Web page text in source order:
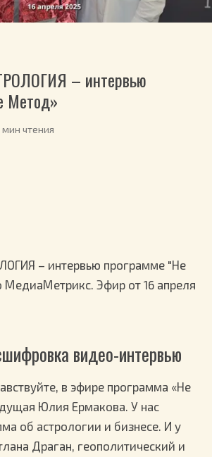
– интервью
Метод»
мин чтения
– интервью программе "Не
Эфир от 16 апреля
видео-интервью
в эфире программа «Не
Юлия Ермакова. У нас
об астрологии и бизнесе. И у
Драган, геополитический и